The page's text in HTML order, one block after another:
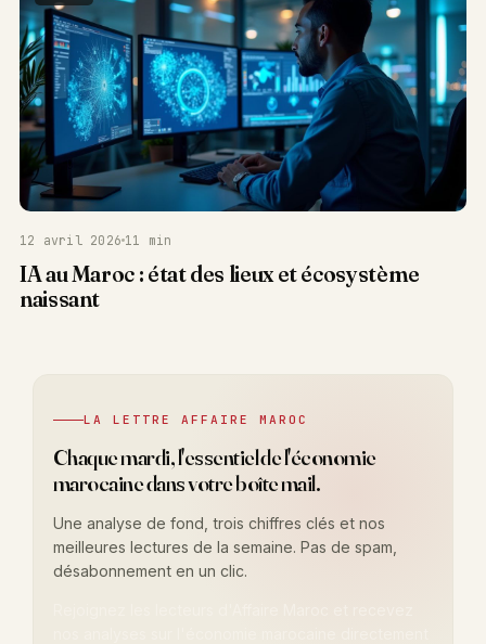
12 avril 2026 11 min
IA au Maroc : état des lieux et écosystème
naissant
LA LETTRE AFFAIRE MAROC
Chaque mardi, l'essentiel de l'économie
marocaine dans votre boîte mail.
Une analyse de fond, trois chiffres clés et nos
meilleures lectures de la semaine. Pas de spam,
désabonnement en un clic.